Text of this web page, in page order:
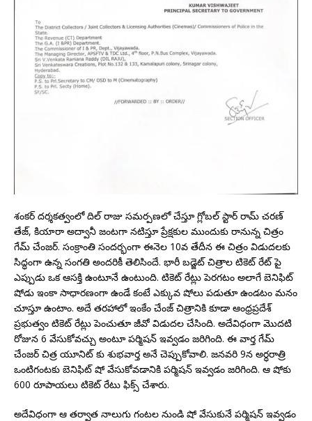
శంకర్ దర్శకత్వంలో దిల్ రాజు సమర్పణలో చేస్తూ గ్లోబల్ స్టార్ రామ్ చరణ్
తేజ్, కియారా అద్వానీ జంటగా నటిస్తూ ప్రేక్షకుల ముందుకు రానున్న చిత్రం
గేమ్ చేంజర్. సంక్రాంతి సందర్భంగా ఈనెల 10వ తేదీన ఈ చిత్రం విడుదలకు
సిద్ధంగా ఉన్న సంగతి అందరికీ తెలిసిందే. భారీ బడ్జెట్ చిత్రాల టికెట్ రేట్ పై
ఎప్పుడు ఒక ఆసక్తి ఉంటూనే ఉంటుంది. టికెట్ రేట్లు పెరగటం అలాగే బెనిఫిట్
షోడు ఇంకా సాధారణంగా ఉండే కంటే ఎక్కువ షోలు పడుతూ ఉండటం మనం
చూస్తూ ఉంటాం. అదే తరహాలో ఇంకేం చేంజ్ చిత్రానికి కూడా ఆంధ్రప్రదేశ్
ప్రభుత్వం టికెట్ రేట్లు పెంచుతూ జీవో విడుదల చేసింది. అదేవిధంగా మొదటి
రోజున 6 వేసుకోవచ్చు అంటూ పర్మిషన్ ఇవ్వడం జరిగింది. ఈ వార్త గేమ్
చేంజర్ చిత్ర యూనిట్ కు శుభవార్త అనే చెప్పుకోవాలి. జనవరి 9న అర్ధరాత్రి
ఒంటిగంటకు బెనిఫిట్ షో వేసుకోవడానికి పర్మిషన్ ఇవ్వడం జరిగింది. ఆ షోకు
600 రూపాయలు టికెట్ రేటు ఫిక్స్ చేశారు.
అదేవిధంగా ఆ తర్వాత నాలుగు గంటల నుండి షో వేసుకునే పర్మిషన్ ఇవ్వడం